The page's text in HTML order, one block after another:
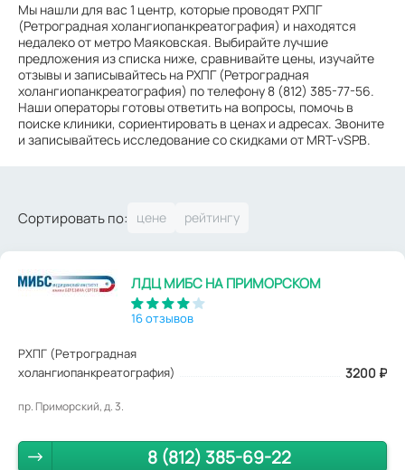
Мы нашли для вас 1 центр, которые проводят РХПГ
(Ретроградная холангиопанкреатография) и находятся
недалеко от метро Маяковская. Выбирайте лучшие
предложения из списка ниже, сравнивайте цены, изучайте
отзывы и записывайтесь на РХПГ (Ретроградная
холангиопанкреатография) по телефону 8 (812) 385-77-56.
Наши операторы готовы ответить на вопросы, помочь в
поиске клиники, сориентировать в ценах и адресах. Звоните
и записывайтесь исследование со скидками от MRT-vSPB.
Сортировать по:
ЛДЦ МИБС НА ПРИМОРСКОМ
16 отзывов
РХПГ (Ретроградная
холангиопанкреатография)
3200 ₽
пр. Приморский, д. 3.
8 (812) 385-69-22